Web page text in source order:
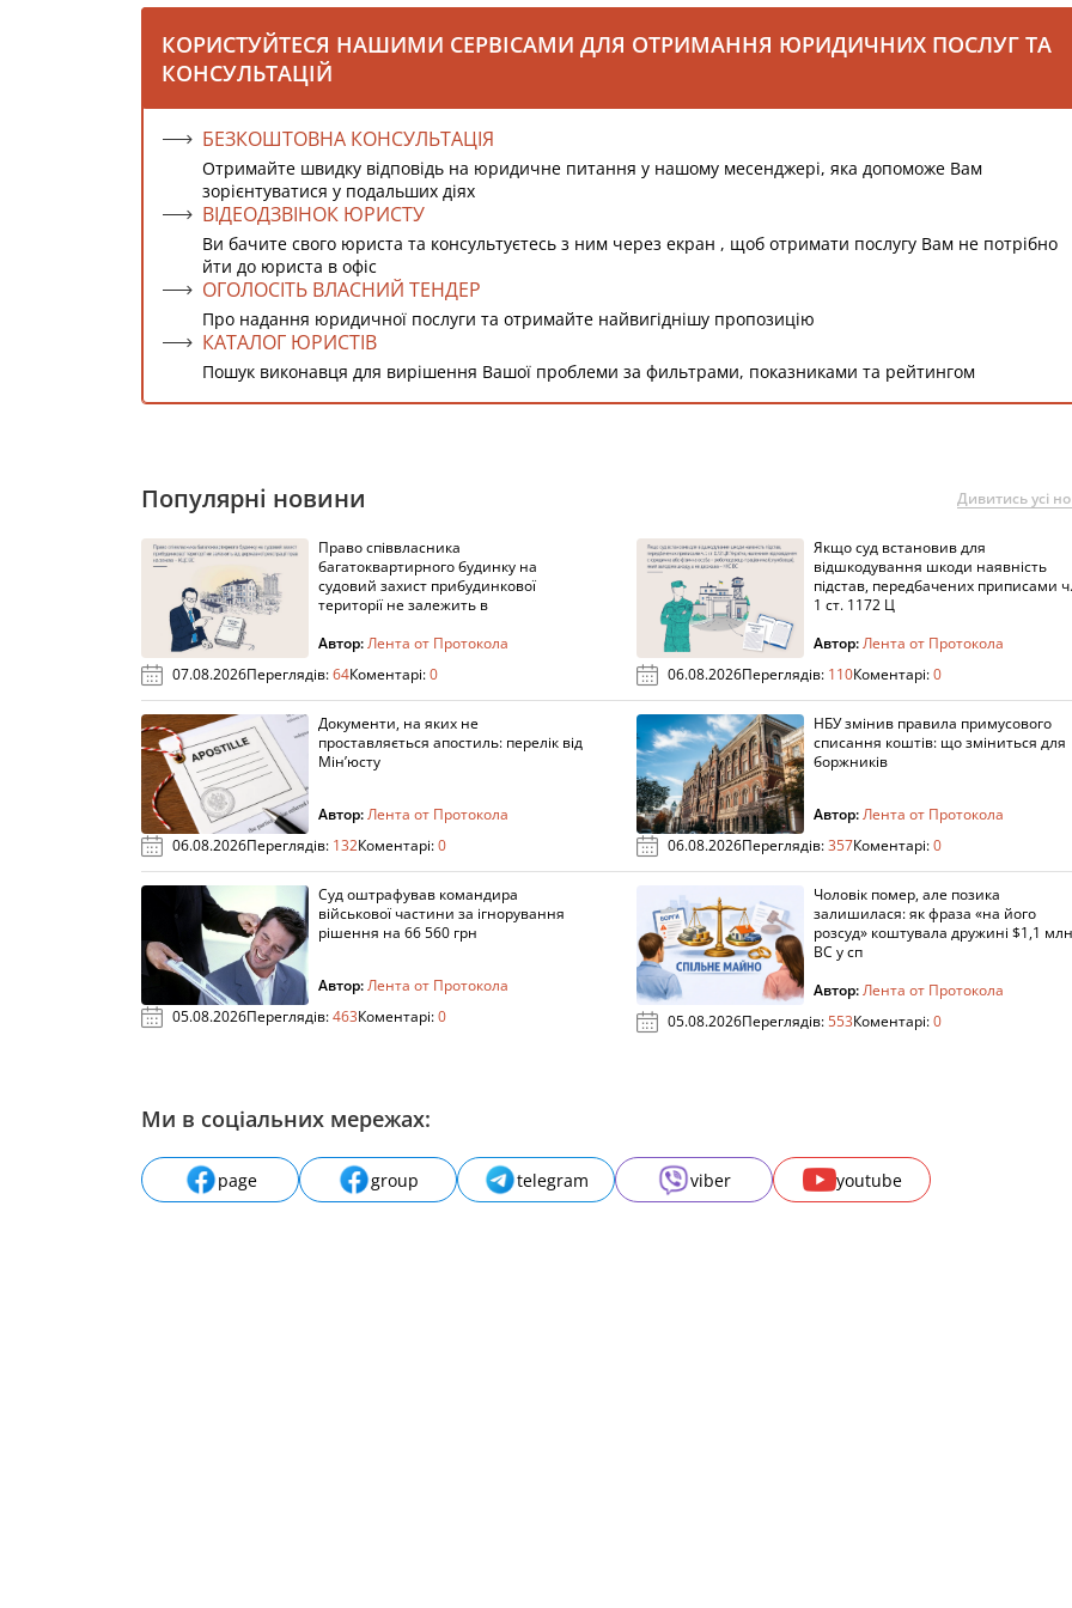
КОРИСТУЙТЕСЯ НАШИМИ СЕРВІСАМИ ДЛЯ ОТРИМАННЯ ЮРИДИЧНИХ ПОСЛУГ ТА
КОНСУЛЬТАЦІЙ
БЕЗКОШТОВНА КОНСУЛЬТАЦІЯ
Отримайте швидку відповідь на юридичне питання у нашому месенджері, яка допоможе Вам
зорієнтуватися у подальших діях
ВІДЕОДЗВІНОК ЮРИСТУ
Ви бачите свого юриста та консультуєтесь з ним через екран , щоб отримати послугу Вам не потрібно
йти до юриста в офіс
ОГОЛОСІТЬ ВЛАСНИЙ ТЕНДЕР
Про надання юридичної послуги та отримайте найвигіднішу пропозицію
КАТАЛОГ ЮРИСТІВ
Пошук виконавця для вирішення Вашої проблеми за фильтрами, показниками та рейтингом
Популярні новини Дивитись усі
Право співвласника
багатоквартирного будинку на
судовий захист прибудинкової
території не залежить в
Автор:Лента от Протокола
07.08.2026Переглядів:64Коментарі:0
Якщо суд встановив для
відшкодування шкоди наявність
підстав, передбачених приписами ч.
1 ст. 1172 Ц
Автор:Лента от Протокола
06.08.2026Переглядів: 110Коментарі:0
Документи, на яких не
проставляється апостиль: перелік від
Мін’юсту
Автор:Лента от Протокола
06.08.2026Переглядів: 132Коментарі:0
НБУ змінив правила примусового
списання коштів: що зміниться для
боржників
Автор:Лента от Протокола
06.08.2026Переглядів:357Коментарі:0
Суд оштрафував командира
військової частини за ігнорування
рішення на 66 560 грн
Автор:Лента от Протокола
05.08.2026Переглядів:463Коментарі:0
Чоловік помер, але позика
залишилася: як фраза «на його
розсуд» коштувала дружині $1,1
ВС у сп
Автор:Лента от Протокола
05.08.2026Переглядів:553Коментарі:0
Ми в соціальних мережах:
page group telegram viber youtube